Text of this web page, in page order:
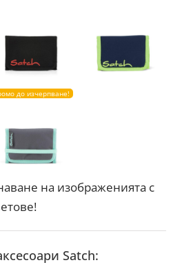
до изчерпване!
на изображенията с
Satch: